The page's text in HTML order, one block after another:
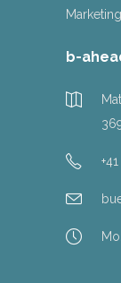
Marketing.
b-